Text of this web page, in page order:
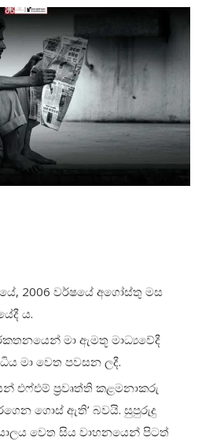
2006 වර්ෂයේ අගෝස්තු මස
ය.
මා ඇමතූ මාධ්‍යවේදී
මා වෙත පවසන ලදී.
එෆ්එම් ප්‍රවෘත්ති කළමනාකරු
ගොස් ඇති’ බවයි. සුපුරුදු
වෙත සිය වාහනයෙන් පිටත්